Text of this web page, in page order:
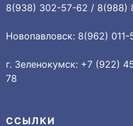
8(938) 302-57-62 / 8(988)
Новопавловск: 8(962) 011-
г. Зеленокумск: +7 (922)
78
ССЫЛКИ